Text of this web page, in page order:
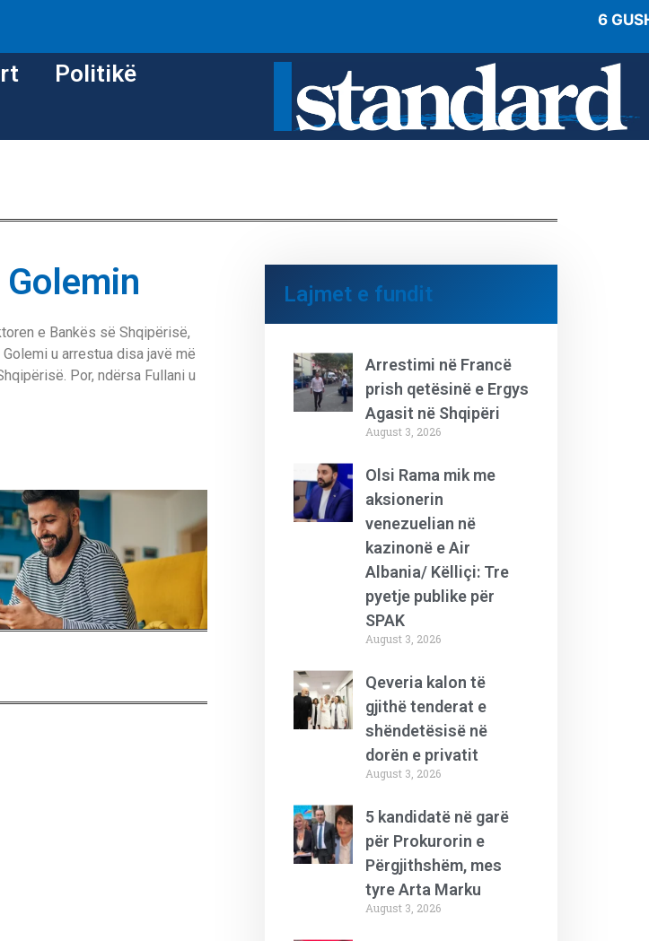
6
Politikë
e Bankës së Shqipërisë,
u arrestua disa javë më
Por, ndërsa Fullani u
Lajmet e fundit
Arrestimi në Francë
prish qetësinë e Ergys
Agasit në Shqipëri
August 3, 2026
Olsi Rama mik me
aksionerin
venezuelian në
kazinonë e Air
Albania/ Këlliçi: Tre
pyetje publike për
SPAK
August 3, 2026
Qeveria kalon të
gjithë tenderat e
shëndetësisë në
dorën e privatit
August 3, 2026
5 kandidatë në garë
për Prokurorin e
Përgjithshëm, mes
tyre Arta Marku
August 3, 2026